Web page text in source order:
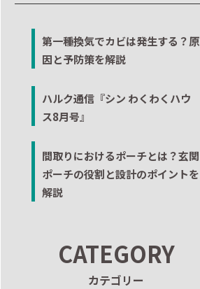
第一種換気でカビは発生する？原
因と予防策を解説
ハルク通信『シン わくわくハウ
ス8月号』
間取りにおけるポーチとは？玄関
ポーチの役割と設計のポイントを
解説
CATEGORY
カテゴリー